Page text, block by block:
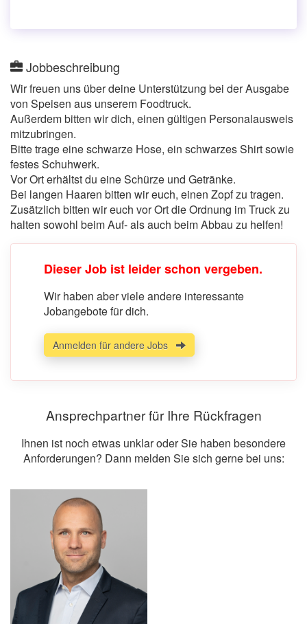
Jobbeschreibung
Wir freuen uns über deine Unterstützung bei der Ausgabe
von Speisen aus unserem Foodtruck.
Außerdem bitten wir dich, einen gültigen Personalausweis
mitzubringen.
Bitte trage eine schwarze Hose, ein schwarzes Shirt sowie
festes Schuhwerk.
Vor Ort erhältst du eine Schürze und Getränke.
Bei langen Haaren bitten wir euch, einen Zopf zu tragen.
Zusätzlich bitten wir euch vor Ort die Ordnung im Truck zu
halten sowohl beim Auf- als auch beim Abbau zu helfen!
Dieser Job ist leider schon vergeben.
Wir haben aber viele andere interessante
Jobangebote für dich.
Anmelden für andere Jobs
Ansprechpartner für Ihre Rückfragen
Ihnen ist noch etwas unklar oder Sie haben besondere
Anforderungen? Dann melden Sie sich gerne bei uns: